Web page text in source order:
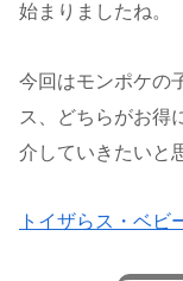
始まりましたね。
今回はモンポケの
ス、どちらがお得
介していきたいと
トイザらス・ベビ